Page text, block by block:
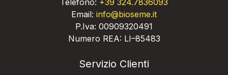
Email: info@bioseme.it
P.Iva: 00909320491
Numero REA: LI–85483
Servizio Clienti